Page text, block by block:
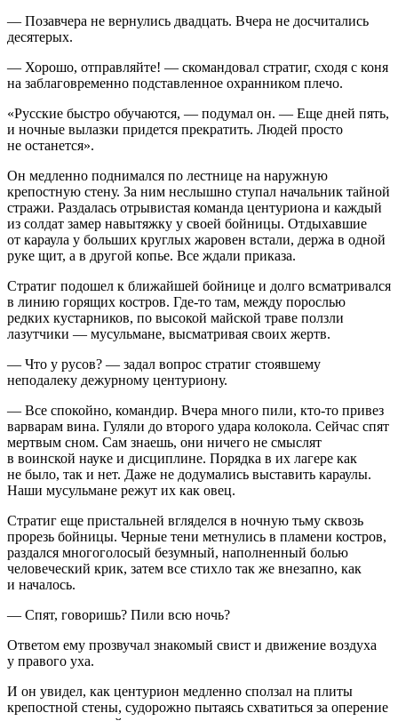
— Позавчера не вернулись двадцать. Вчера не досчитались
десятерых.
— Хорошо, отправляйте! — скомандовал стратиг, сходя с коня
на заблаговременно подставленное охранником плечо.
«Русские быстро обучаются, — подумал он. — Еще дней пять,
и ночные вылазки придется прекратить. Людей просто
не останется».
Он медленно поднимался по лестнице на наружную
крепостную стену. За ним неслышно ступал начальник тайной
стражи. Раздалась отрывистая команда центуриона и каждый
из солдат замер навытяжку у своей бойницы. Отдыхавшие
от караула у больших круглых жаровен встали, держа в одной
руке щит, а в другой копье. Все ждали приказа.
Стратиг подошел к ближайшей бойнице и долго всматривался
в линию горящих костров. Где-то там, между порослью
редких кустарников, по высокой майской траве ползли
лазутчики — мусульмане, высматривая своих жертв.
— Что у русов? — задал вопрос стратиг стоявшему
неподалеку дежурному центуриону.
— Все спокойно, командир. Вчера много пили, кто-то привез
варварам вина. Гуляли до второго удара колокола. Сейчас спят
мертвым сном. Сам знаешь, они ничего не смыслят
в воинской науке и дисциплине. Порядка в их лагере как
не было, так и нет. Даже не додумались выставить караулы.
Наши мусульмане режут их как овец.
Стратиг еще пристальней вгляделся в ночную тьму сквозь
прорезь бойницы. Черные тени метнулись в пламени костров,
раздался многоголосый безумный, наполненный болью
человеческий крик, затем все стихло так же внезапно, как
и началось.
— Спят, говоришь? Пили всю ночь?
Ответом ему прозвучал знакомый свист и движение воздуха
у правого уха.
И он увидел, как центурион медленно сползал на плиты
крепостной стены, судорожно пытаясь схватиться за оперение